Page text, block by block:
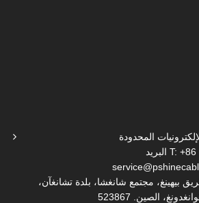
المحدودة
T: البريد
رقم 8، طريق بيهينغ، مجتمع شانغشا، بلدة تشانغآن،
الصين. 523867